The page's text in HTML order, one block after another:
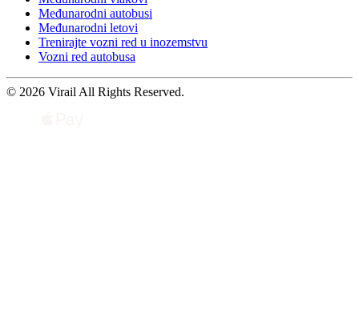
Međunarodni autobusi
Međunarodni letovi
Trenirajte vozni red u inozemstvu
Vozni red autobusa
© 2026 Virail All Rights Reserved.